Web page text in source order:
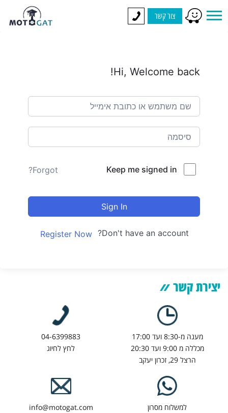
צור קשר
Hi, Welcome back!
Keep me signed in
Forgot?
Sign In
Don't have an account?
Register Now
יצירת קשר
מענה מ-8:30 ועד 17:00
מכללה מ 9:00 ועד 20:30
הרצל 29, זכרון יעקב
04-6399883
לחץ לחיוג
למשלוח מסרון
info@motogat.com